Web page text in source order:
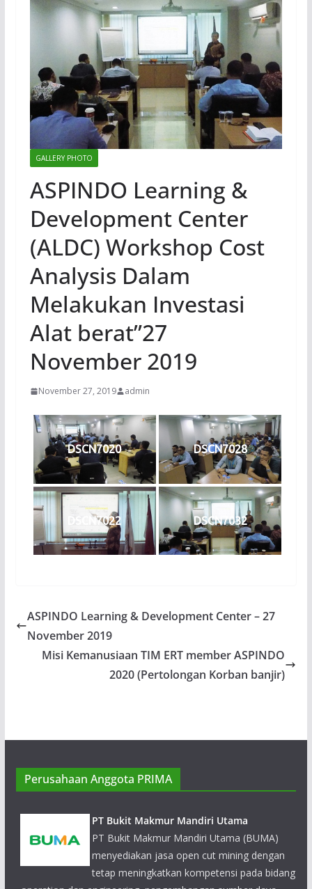
GALLERY PHOTO
ASPINDO Learning &
Development Center
(ALDC) Workshop Cost
Analysis Dalam
Melakukan Investasi
Alat berat”27
November 2019
November 27, 2019 admin
DSCN7020 DSCN7028
DSCN7022 DSCN7032
ASPINDO Learning & Development Center – 27
November 2019
Misi Kemanusiaan TIM ERT member ASPINDO
2020 (Pertolongan Korban banjir)
Perusahaan Anggota PRIMA
PT Bukit Makmur Mandiri Utama (BUMA)
menyediakan jasa open cut mining dengan
tetap meningkatkan kompetensi pada bidang
operation dan engineering, pengembangan sumber daya
manusia, keselamatan, kesehatan dan lingkungan, local